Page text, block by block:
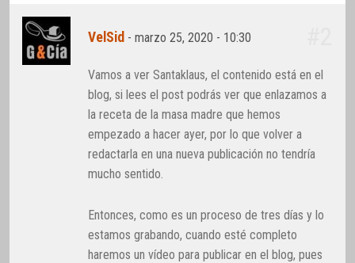
VelSid -marzo 25, 2020 - 10:30
Vamos a ver Santaklaus, el contenido está en el
blog, si lees el post podrás ver que enlazamos a
la receta de la masa madre que hemos
empezado a hacer ayer, por lo que volver a
redactarla en una nueva publicación no tendría
mucho sentido.
Entonces, como es un proceso de tres días y lo
estamos grabando, cuando esté completo
haremos un vídeo para publicar en el blog, pues